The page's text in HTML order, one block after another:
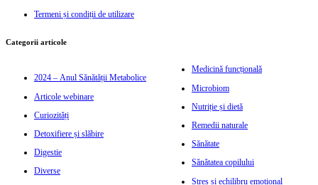
Termeni și condiții de utilizare
Categorii articole
2024 – Anul Sănătății Metabolice
Articole webinare
Curiozități
Detoxifiere și slăbire
Digestie
Diverse
Medicină funcțională
Microbiom
Nutriție și dietă
Remedii naturale
Sănătate
Sănătatea copilului
Stres și echilibru emoțional